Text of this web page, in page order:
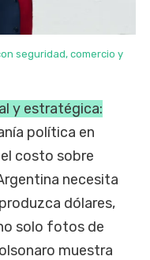
seguridad, comercio y
y estratégica:
política en
costo sobre
necesita
dólares,
solo fotos de
muestra